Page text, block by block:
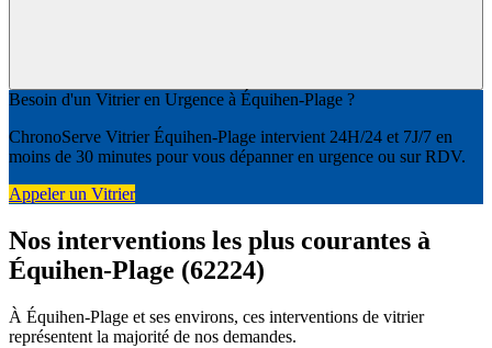
Besoin d'un Vitrier en Urgence à Équihen-Plage ?
ChronoServe Vitrier Équihen-Plage intervient 24H/24 et 7J/7 en
moins de 30 minutes pour vous dépanner en urgence ou sur RDV.
Appeler un Vitrier
Nos interventions les plus courantes à
Équihen-Plage (62224)
À Équihen-Plage et ses environs, ces interventions de vitrier
représentent la majorité de nos demandes.